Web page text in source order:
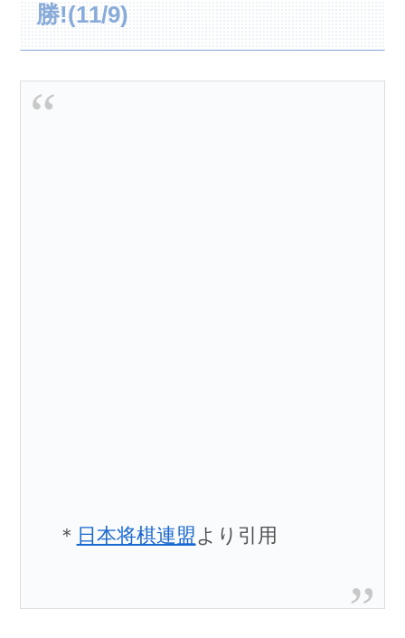
勝!(11/9)
＊ 日本将棋連盟 より引用